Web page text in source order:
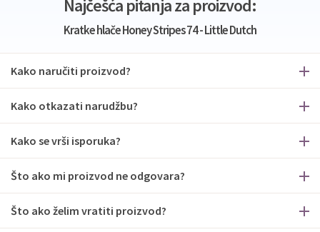
Najčešća pitanja za proizvod:
Kratke hlače Honey Stripes 74 - Little Dutch
Kako naručiti proizvod?
Kako otkazati narudžbu?
Kako se vrši isporuka?
Što ako mi proizvod ne odgovara?
Što ako želim vratiti proizvod?